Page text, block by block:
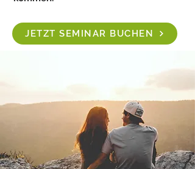
JETZT SEMINAR BUCHEN